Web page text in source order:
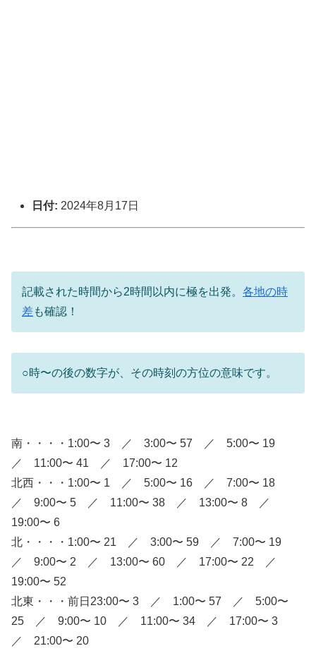
日付: 2024年8月17日
記載された時間から2時間以内に極を出発。 各地の時
差も確認！
○時〜の後の数字が、その時刻の方位の意味です。
南・・・・1:00〜 3 ／ 3:00〜 57 ／ 5:00〜 19
／ 11:00〜 41 ／ 17:00〜 12
北西・・・1:00〜 1 ／ 5:00〜 16 ／ 7:00〜 18
／ 9:00〜 5 ／ 11:00〜 38 ／ 13:00〜 8 ／
19:00〜 6
北・・・・1:00〜 21 ／ 3:00〜 59 ／ 7:00〜 19
／ 9:00〜 2 ／ 13:00〜 60 ／ 17:00〜 22 ／
19:00〜 52
北東・・・前日23:00〜 3 ／ 1:00〜 57 ／ 5:00〜
25 ／ 9:00〜 10 ／ 11:00〜 34 ／ 17:00〜 3
／ 21:00〜 20